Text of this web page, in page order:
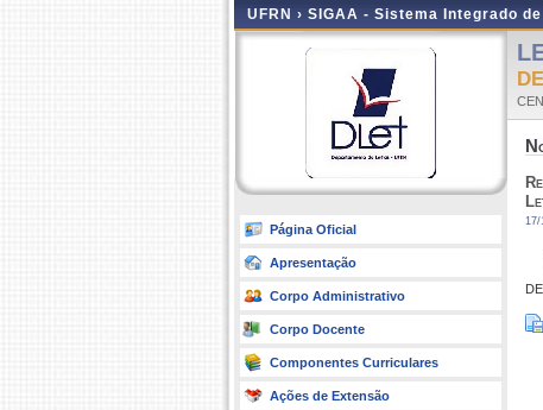
UFRN › SIGAA - Sistema Integrado
Página Oficial
Apresentação
Corpo Administrativo
Corpo Docente
Componentes Curriculares
Ações de Extensão
17/